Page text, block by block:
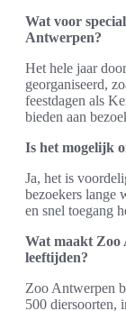
Wat voor
Antwerpen?
Het hele jaar
georganiseerd,
feestdagen als
bieden aan
Is het mogelijk
Ja, het is
bezoekers lange
en snel toegang
Wat maakt Zoo
leeftijden?
Zoo Antwerpen
500 diersoorten,